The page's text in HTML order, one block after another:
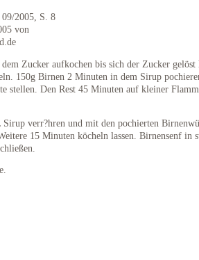
2005, S. 8
von
Zucker aufkochen bis sich der Zucker gelöst
150g Birnen 2 Minuten in dem Sirup
stellen. Den Rest 45 Minuten auf kleiner
verr?hren und mit den pochierten
15 Minuten köcheln lassen. Birnensenf in